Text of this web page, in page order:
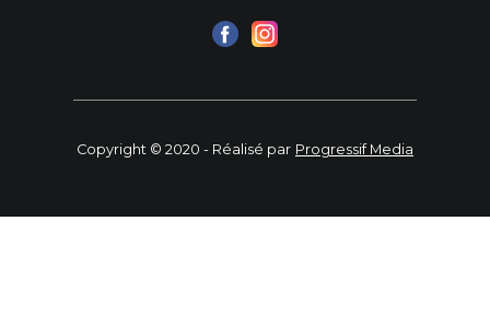
Copyright © 2020 - Réalisé par Progressif Media